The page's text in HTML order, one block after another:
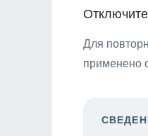
Для
применено